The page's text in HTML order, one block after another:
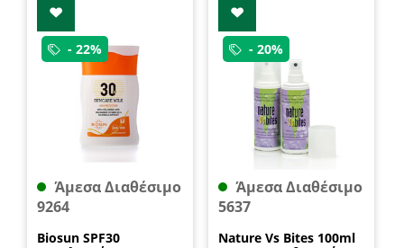
- 22%
Άμεσα Διαθέσιμο
9264
Biosun SPF30
- 20%
Άμεσα Διαθέσιμο
5637
Nature Vs Bites 100ml